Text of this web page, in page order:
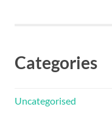
Categories
Uncategorised